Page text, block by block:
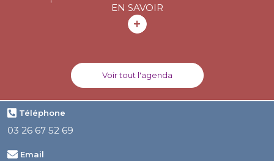
EN SAVOIR
Voir tout l'agenda
Téléphone
03 26 67 52 69
Email